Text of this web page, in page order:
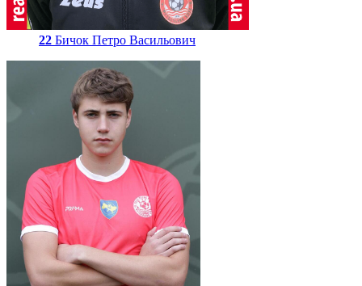
22 Бичок Петро Васильович